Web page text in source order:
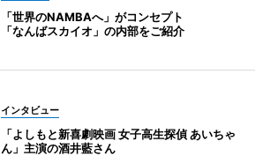
「世界のNAMBAへ」がコンセプト
「なんばスカイオ」の内部をご紹介
インタビュー
「よしもと新喜劇映画 女子高生探偵 あいちゃ
ん」主演の酒井藍さん